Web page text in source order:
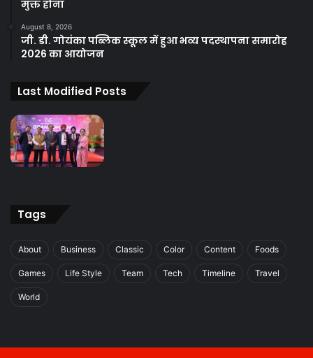
मुक्त होना
August 8, 2026
जी. डी. गोयंका पब्लिक स्कूल में हुआ भव्य पदस्थापना समारोह
2026 का आयोजन
Last Modified Posts
Tags
About Business Classic Color Content Foods
Games Life Style Team Tech Timeline Travel
World